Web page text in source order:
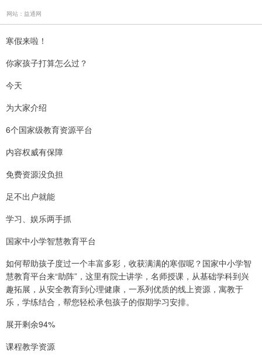
网站：益通网
寒假来啦！
你家孩子打算怎么过？
今天
为大家介绍
6个国家级教育资源平台
内容权威有保障
免费资源没负担
足不出户就能
学习、娱乐两手抓
国家中小学智慧教育平台
如何帮助孩子度过一个丰富多彩，收获满满的寒假呢？国家中小学智
慧教育平台来“助阵”，这里有院士讲学，名师授课，从基础学科到兴
趣拓展，从安全教育到心理健康，一系列优质的线上资源，寓教于
乐，学练结合，帮您轻松承包孩子的假期学习安排。
展开剩余94%
课程教学资源